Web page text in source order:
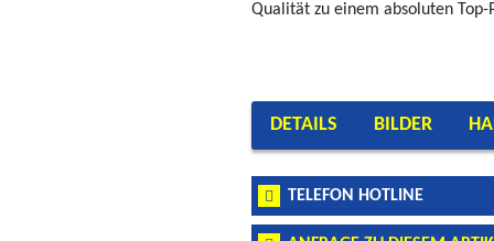
Qualität zu einem absoluten Top-
DETAILS BILDER
2850 x 850 mm
Artikel-Nummer:
der montierten Alu-Bannerrahmen.
fachgerecht vorgenommen werden.
Bannerrahmen Stand Quer 2,15
Bannerrahmen Stand Quer 3,15
TELEFON HOTLINE